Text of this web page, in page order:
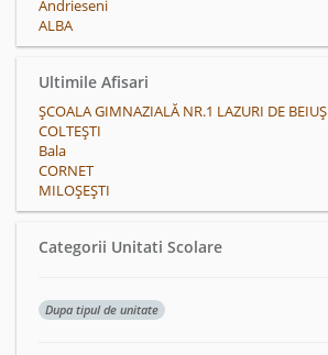
Andrieseni
ALBA
Ultimile Afisari
ȘCOALA GIMNAZIALĂ NR.1 LAZURI DE BEIUȘ
COLTEŞTI
Bala
CORNET
MILOŞEŞTI
Categorii Unitati Scolare
Dupa tipul de unitate